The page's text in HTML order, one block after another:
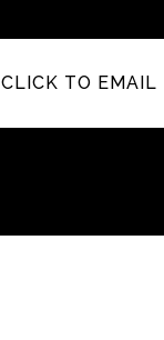
CLICK TO EMAIL